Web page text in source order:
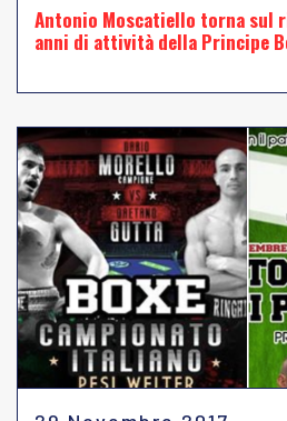
Antonio Moscatiello torna sul
anni di attività della Principe